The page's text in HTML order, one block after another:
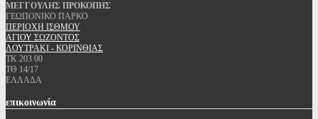
ΜΕΓΓΟΥΛΗΣ ΠΡΟΚΟΠΗΣ
ΓΕΩΠΟΝΙΚΟ ΠΑΡΚΟ
ΠΕΡΙΟΧΗ ΙΣΘΜΟΥ
ΑΓΙΟΥ ΣΩΖΟΝΤΟΣ
ΛΟΥΤΡΑΚΙ - ΚΟΡΙΝΘΙΑΣ
ΤΚ 203 00
ΤΘ 14/17
ΕΛΛΑΔΑ
επικοινωνία